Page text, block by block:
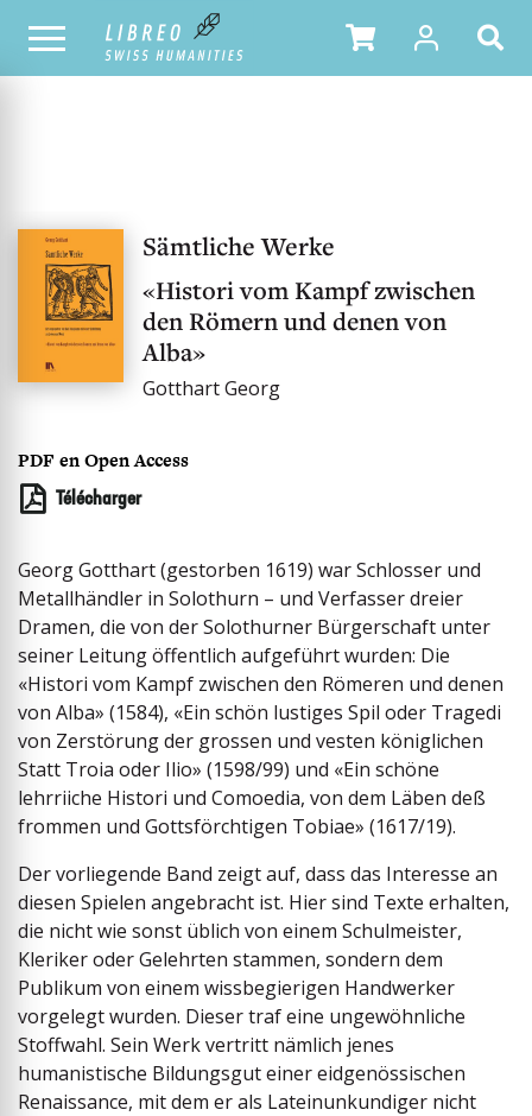
NOTRE CATALOGUE
Sämtliche Werke
«Histori vom Kampf zwischen
den Römern und denen von
Alba»
Gotthart Georg
PDF en Open Access
Télécharger
Georg Gotthart (gestorben 1619) war Schlosser und
Metallhändler in Solothurn – und Verfasser dreier
Dramen, die von der Solothurner Bürgerschaft unter
seiner Leitung öffentlich aufgeführt wurden: Die
«Histori vom Kampf zwischen den Römeren und denen
von Alba» (1584), «Ein schön lustiges Spil oder Tragedi
von Zerstörung der grossen und vesten königlichen
Statt Troia oder Ilio» (1598/99) und «Ein schöne
lehrriiche Histori und Comoedia, von dem Läben deß
frommen und Gottsförchtigen Tobiae» (1617/19).
Der vorliegende Band zeigt auf, dass das Interesse an
diesen Spielen angebracht ist. Hier sind Texte erhalten,
die nicht wie sonst üblich von einem Schulmeister,
Kleriker oder Gelehrten stammen, sondern dem
Publikum von einem wissbegierigen Handwerker
vorgelegt wurden. Dieser traf eine ungewöhnliche
Stoffwahl. Sein Werk vertritt nämlich jenes
humanistische Bildungsgut einer eidgenössischen
Renaissance, mit dem er als Lateinunkundiger nicht